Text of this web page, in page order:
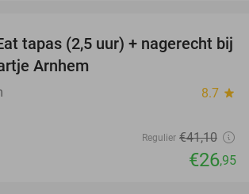
34%
tapas (2,5 uur) + nagerecht bij
Arnhem
8.7 star
Regulier €41,10
€26,95